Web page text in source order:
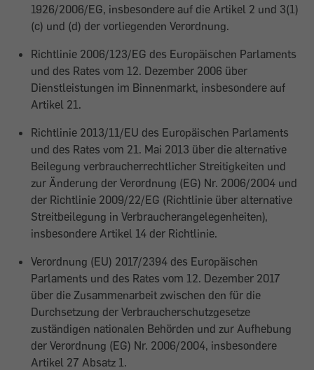
1926/2006/EG, insbesondere auf die Artikel 2 und 3(1)
(c) und (d) der vorliegenden Verordnung.
Richtlinie 2006/123/EG des Europäischen Parlaments
und des Rates vom 12. Dezember 2006 über
Dienstleistungen im Binnenmarkt, insbesondere auf
Artikel 21.
Richtlinie 2013/11/EU des Europäischen Parlaments
und des Rates vom 21. Mai 2013 über die alternative
Beilegung verbraucherrechtlicher Streitigkeiten und
zur Änderung der Verordnung (EG) Nr. 2006/2004 und
der Richtlinie 2009/22/EG (Richtlinie über alternative
Streitbeilegung in Verbraucherangelegenheiten),
insbesondere Artikel 14 der Richtlinie.
Verordnung (EU) 2017/2394 des Europäischen
Parlaments und des Rates vom 12. Dezember 2017
über die Zusammenarbeit zwischen den für die
Durchsetzung der Verbraucherschutzgesetze
zuständigen nationalen Behörden und zur Aufhebung
der Verordnung (EG) Nr. 2006/2004, insbesondere
Artikel 27 Absatz 1.